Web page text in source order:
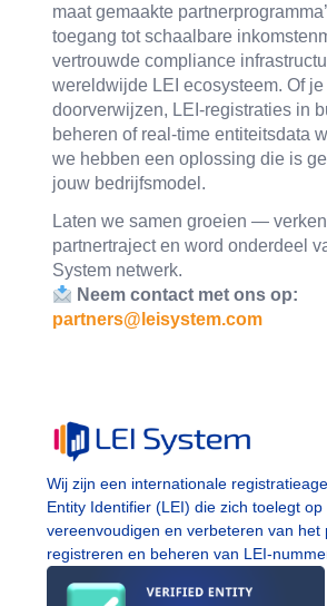
maat gemaakte
toegang tot schaalbare
vertrouwde compliance
wereldwijde LEI ecosysteem. Of
doorverwijzen, LEI-registraties in
beheren of real-time entiteitsdata
we hebben een oplossing die is
jouw bedrijfsmodel.
Laten we samen groeien —
partnertraject en word onderdeel
System netwerk.
Neem contact met ons op:
partners@leisystem.com
Wij zijn een internationale
Entity Identifier (LEI) die zich toelegt op
vereenvoudigen en verbeteren van het
registreren en beheren van LEI-